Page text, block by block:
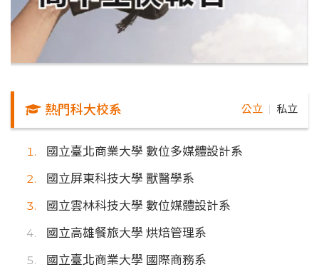
熱門科大校系 公立 私立
國立臺北商業大學 數位多媒體設計系
國立屏東科技大學 獸醫學系
國立雲林科技大學 數位媒體設計系
國立高雄餐旅大學 烘焙管理系
國立臺北商業大學 國際商務系